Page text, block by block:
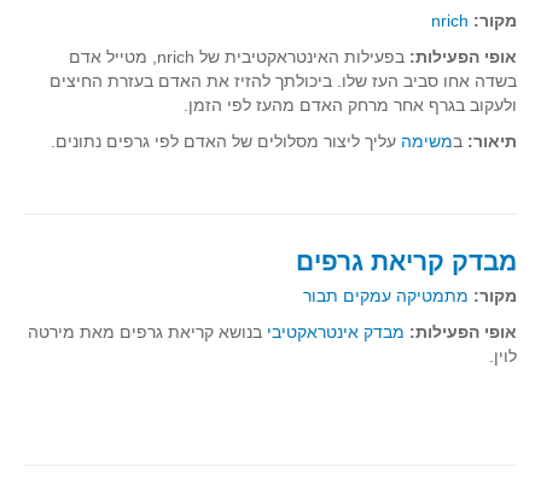
הומור ומתמטיקה
פוסטרים
מקור: nrich
אופי הפעילות:
בפעילות האינטראקטיבית של nrich, מטייל אדם
בשדה אחו סביב העז שלו. ביכולתך להזיז את האדם בעזרת החיצים
ולעקוב בגרף אחר מרחק האדם מהעז לפי הזמן.
תיאור: במשימה עליך ליצור מסלולים של האדם לפי גרפים נתונים.
מבדק קריאת גרפים
מקור: מתמטיקה עמקים תבור
אופי הפעילות: מבדק אינטראקטיבי בנושא קריאת גרפים מאת מירטה
לוין.